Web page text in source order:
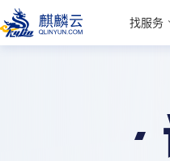
麒麟学院
Kylin Academy 找服务